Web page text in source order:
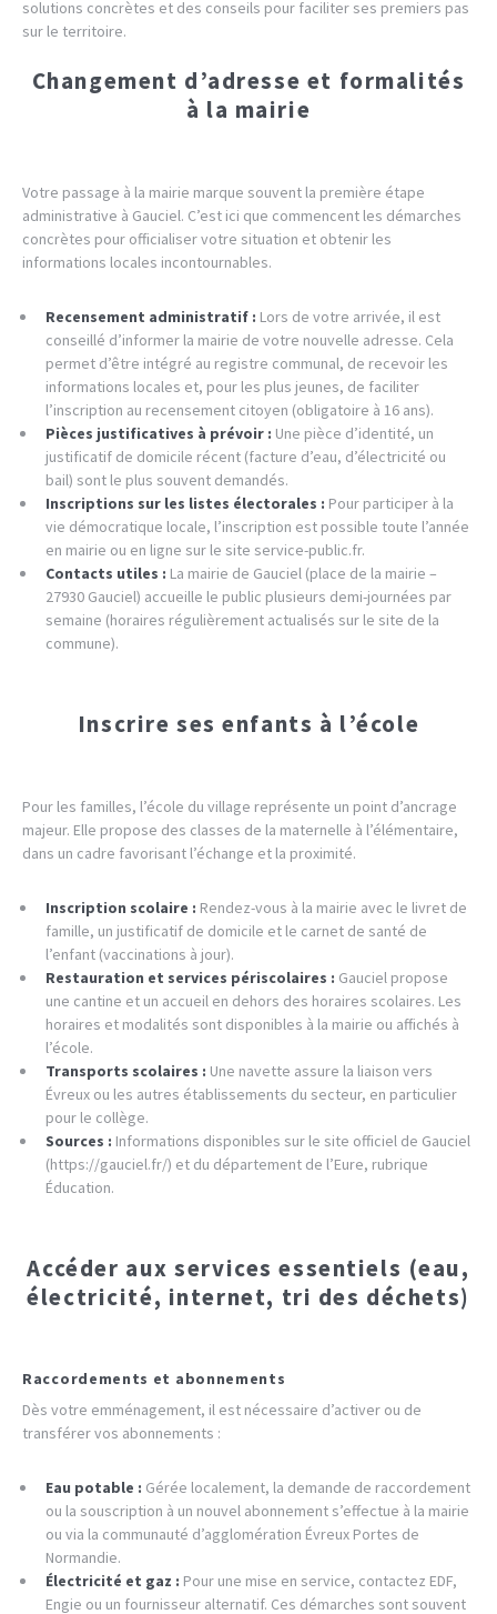
solutions concrètes et des conseils pour faciliter ses premiers pas
sur le territoire.
Changement d’adresse et formalités
à la mairie
Votre passage à la mairie marque souvent la première étape
administrative à Gauciel. C’est ici que commencent les démarches
concrètes pour officialiser votre situation et obtenir les
informations locales incontournables.
Recensement administratif : Lors de votre arrivée, il est
conseillé d’informer la mairie de votre nouvelle adresse. Cela
permet d’être intégré au registre communal, de recevoir les
informations locales et, pour les plus jeunes, de faciliter
l’inscription au recensement citoyen (obligatoire à 16 ans).
Pièces justificatives à prévoir : Une pièce d’identité, un
justificatif de domicile récent (facture d’eau, d’électricité ou
bail) sont le plus souvent demandés.
Inscriptions sur les listes électorales : Pour participer à la
vie démocratique locale, l’inscription est possible toute l’année
en mairie ou en ligne sur le site service-public.fr.
Contacts utiles : La mairie de Gauciel (place de la mairie –
27930 Gauciel) accueille le public plusieurs demi-journées par
semaine (horaires régulièrement actualisés sur le site de la
commune).
Inscrire ses enfants à l’école
Pour les familles, l’école du village représente un point d’ancrage
majeur. Elle propose des classes de la maternelle à l’élémentaire,
dans un cadre favorisant l’échange et la proximité.
Inscription scolaire : Rendez-vous à la mairie avec le livret de
famille, un justificatif de domicile et le carnet de santé de
l’enfant (vaccinations à jour).
Restauration et services périscolaires : Gauciel propose
une cantine et un accueil en dehors des horaires scolaires. Les
horaires et modalités sont disponibles à la mairie ou affichés à
l’école.
Transports scolaires : Une navette assure la liaison vers
Évreux ou les autres établissements du secteur, en particulier
pour le collège.
Sources : Informations disponibles sur le site officiel de Gauciel
(https://gauciel.fr/) et du département de l’Eure, rubrique
Éducation.
Accéder aux services essentiels (eau,
électricité, internet, tri des déchets)
Raccordements et abonnements
Dès votre emménagement, il est nécessaire d’activer ou de
transférer vos abonnements :
Eau potable : Gérée localement, la demande de raccordement
ou la souscription à un nouvel abonnement s’effectue à la mairie
ou via la communauté d’agglomération Évreux Portes de
Normandie.
Électricité et gaz : Pour une mise en service, contactez EDF,
Engie ou un fournisseur alternatif. Ces démarches sont souvent